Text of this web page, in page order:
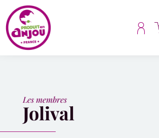
Les membres
Jolival
Panneau de gestion des cookies